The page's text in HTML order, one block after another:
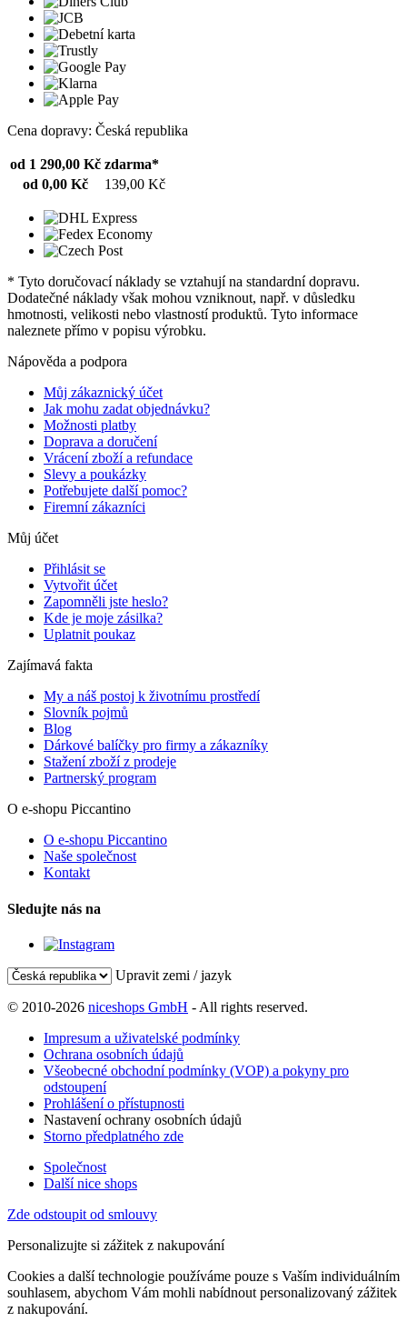
Cena dopravy: Česká republika
od 1 290,00 Kč zdarma*
od 0,00 Kč
139,00 Kč
* Tyto doručovací náklady se vztahují na standardní dopravu.
Dodatečné náklady však mohou vzniknout, např. v důsledku
hmotnosti, velikosti nebo vlastností produktů. Tyto informace
naleznete přímo v popisu výrobku.
Nápověda a podpora
Můj zákaznický účet
Jak mohu zadat objednávku?
Možnosti platby
Doprava a doručení
Vrácení zboží a refundace
Slevy a poukázky
Potřebujete další pomoc?
Firemní zákazníci
Můj účet
Přihlásit se
Vytvořit účet
Zapomněli jste heslo?
Kde je moje zásilka?
Uplatnit poukaz
Zajímavá fakta
My a náš postoj k životnímu prostředí
Slovník pojmů
Blog
Dárkové balíčky pro firmy a zákazníky
Stažení zboží z prodeje
Partnerský program
O e-shopu Piccantino
O e-shopu Piccantino
Naše společnost
Kontakt
Sledujte nás na
Upravit zemi / jazyk
© 2010-2026 niceshops GmbH - All rights reserved.
Impresum a uživatelské podmínky
Ochrana osobních údajů
Všeobecné obchodní podmínky (VOP) a pokyny pro
odstoupení
Prohlášení o přístupnosti
Nastavení ochrany osobních údajů
Storno předplatného zde
Společnost
Další nice shops
Zde odstoupit od smlouvy
Personalizujte si zážitek z nakupování
Cookies a další technologie používáme pouze s Vaším individuálním
souhlasem, abychom Vám mohli nabídnout personalizovaný zážitek
z nakupování.